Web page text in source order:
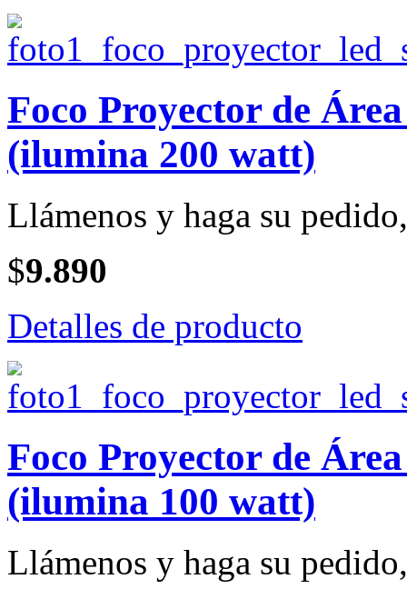
Foco Proyector de
(ilumina 200 watt)
Llámenos y haga su
$9.890
Detalles de producto
Foco Proyector de
(ilumina 100 watt)
Llámenos y haga su